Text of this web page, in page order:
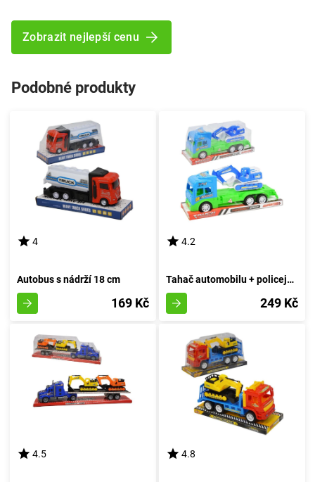
Zobrazit nejlepší cenu
Podobné produkty
4
Autobus s nádrží 18 cm
169 Kč
4.2
Tahač automobilu + policejní rypadlo
249 Kč
4.5 4.8